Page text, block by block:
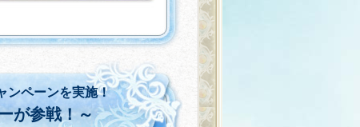
ンペーンを実施！
が参戦！～